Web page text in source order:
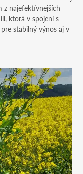
z najefektívnejších
ktorá v spojení s
stabilný výnos aj v